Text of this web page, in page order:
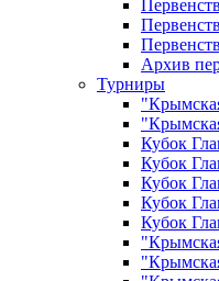
Архив
Турниры
Кубок
Кубок
Кубок
Кубок
Кубок